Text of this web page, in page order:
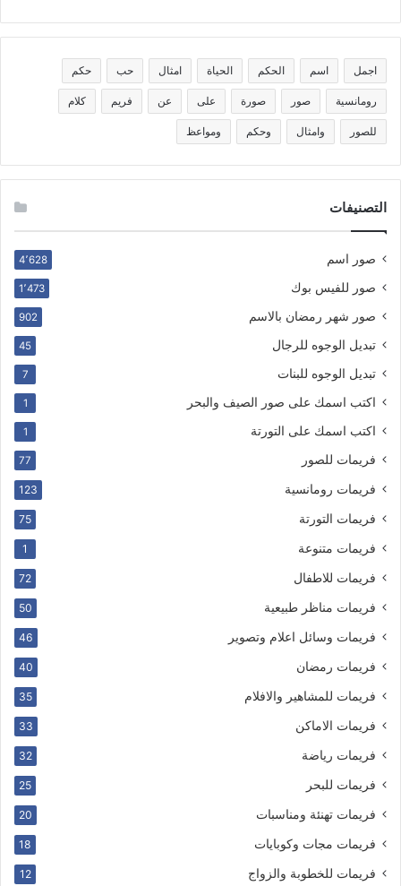
اجمل اسم الحكم الحياة امثال حب حكم
رومانسية صور صورة على عن فريم كلام
للصور وامثال وحكم ومواعظ
التصنيفات
صور اسم 4٬628
صور للفيس بوك 1٬473
صور شهر رمضان بالاسم 902
تبديل الوجوه للرجال 45
تبديل الوجوه للبنات 7
اكتب اسمك على صور الصيف والبحر 1
اكتب اسمك على التورتة 1
فريمات للصور 77
فريمات رومانسية 123
فريمات التورتة 75
فريمات متنوعة 1
فريمات للاطفال 72
فريمات مناظر طبيعية 50
فريمات وسائل اعلام وتصوير 46
فريمات رمضان 40
فريمات للمشاهير والافلام 35
فريمات الاماكن 33
فريمات رياضة 32
فريمات للبحر 25
فريمات تهنئة ومناسبات 20
فريمات مجات وكوبايات 18
فريمات للخطوبة والزواج 12